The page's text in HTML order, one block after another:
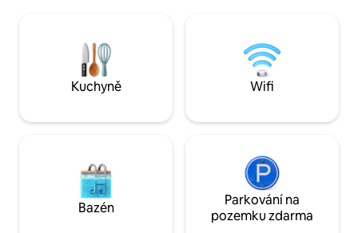
a nejautentičtější balijský trh
s potravinami (napiš nám, pokud chceš
naše osobní doporučení) • Ve vile je
k dispozici masáž
masáže a výlety
z břehu.
Kuchyně Wifi
Bazén
Parkování na
pozemku zdarma